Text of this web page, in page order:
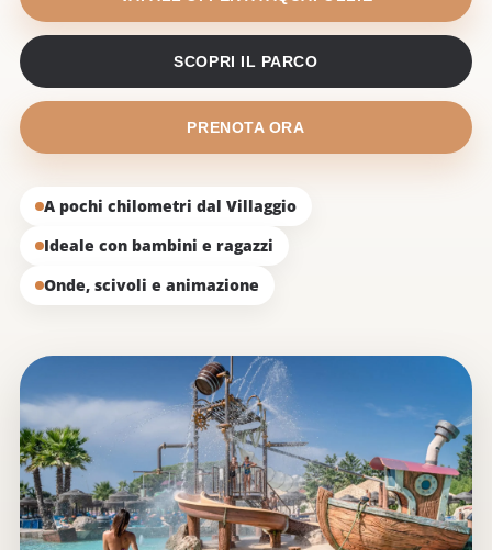
SCOPRI IL PARCO
PRENOTA ORA
A pochi chilometri dal Villaggio
Ideale con bambini e ragazzi
Onde, scivoli e animazione